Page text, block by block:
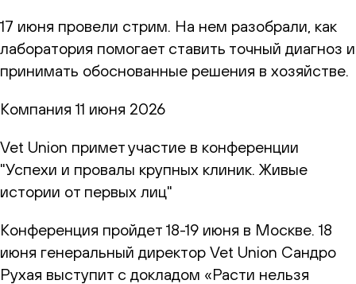
17 июня провели стрим. На нем разобрали, как
лаборатория помогает ставить точный диагноз и
принимать обоснованные решения в хозяйстве.
Компания 11 июня 2026
Vet Union примет участие в конференции
"Успехи и провалы крупных клиник. Живые
истории от первых лиц"
Конференция пройдет 18-19 июня в Москве. 18
июня генеральный директор Vet Union Сандро
Рухая выступит с докладом «Расти нельзя